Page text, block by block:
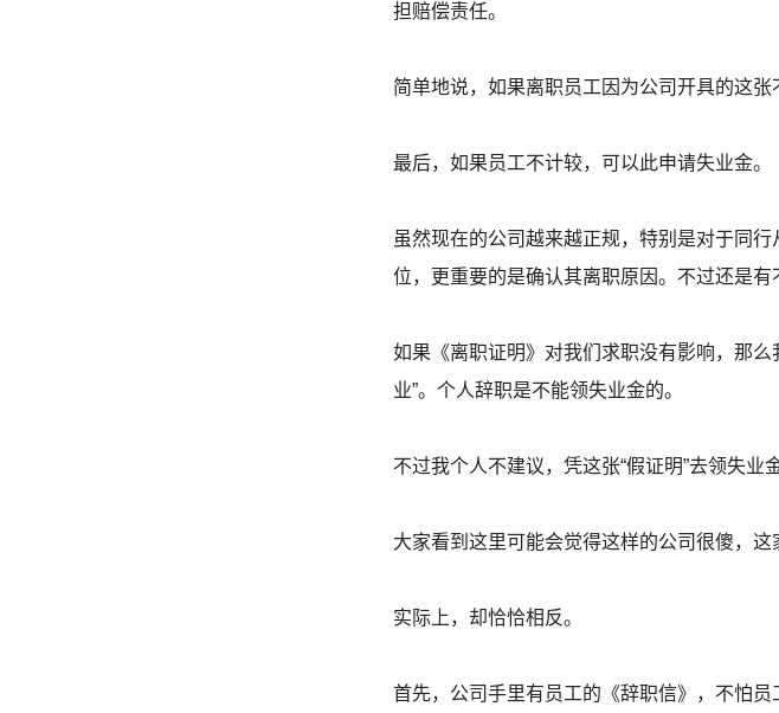
担赔偿责任。
简单地说，如果离职员工因为公司开具的这
最后，如果员工不计较，可以此申请失业金。
虽然现在的公司越来越正规，特别是对于同
位，更重要的是确认其离职原因。不过还是
如果《离职证明》对我们求职没有影响，那
业”。个人辞职是不能领失业金的。
不过我个人不建议，凭这张“假证明”去领失业
大家看到这里可能会觉得这样的公司很傻，
实际上，却恰恰相反。
首先，公司手里有员工的《辞职信》，不怕